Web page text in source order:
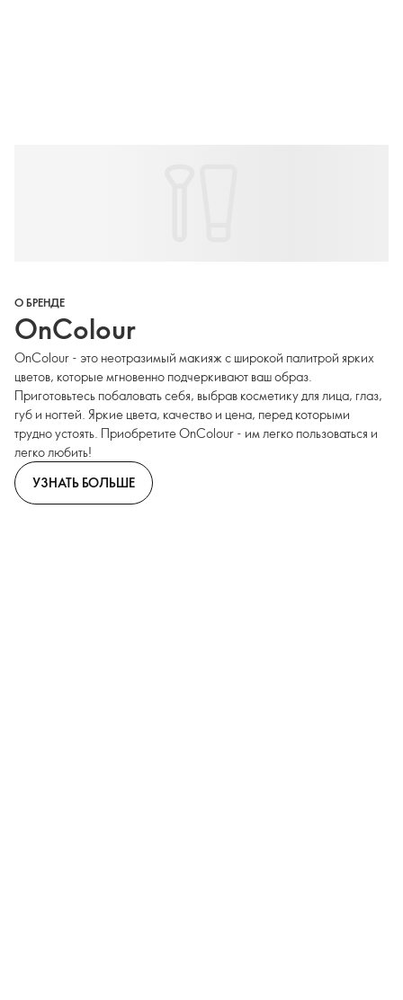
О БРЕНДЕ
OnColour
OnColour - это неотразимый макияж с широкой палитрой ярких
цветов, которые мгновенно подчеркивают ваш образ.
Приготовьтесь побаловать себя, выбрав косметику для лица, глаз,
губ и ногтей. Яркие цвета, качество и цена, перед которыми
трудно устоять. Приобретите OnColour - им легко пользоваться и
легко любить!
УЗНАТЬ БОЛЬШЕ